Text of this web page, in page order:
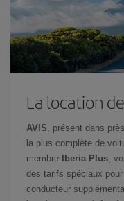
La location
AVIS , présent dans
la plus complète de
membre
Iberia Plus ,
des tarifs spéciaux
conducteur